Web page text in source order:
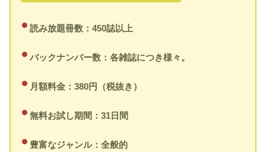
読み放題冊数：450誌以上
バックナンバー数：各雑誌につき様々。
月額料金：380円（税抜き）
無料お試し期間：31日間
豊富なジャンル：全般的